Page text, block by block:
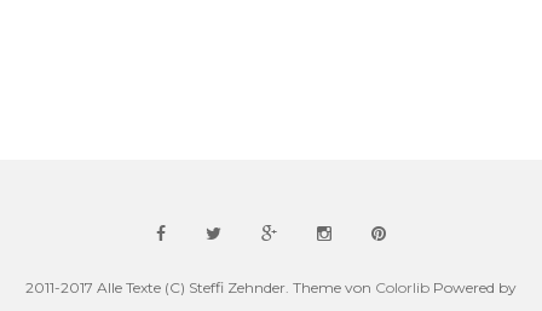
2011-2017 Alle Texte (C) Steffi Zehnder. Theme von Colorlib Powered by